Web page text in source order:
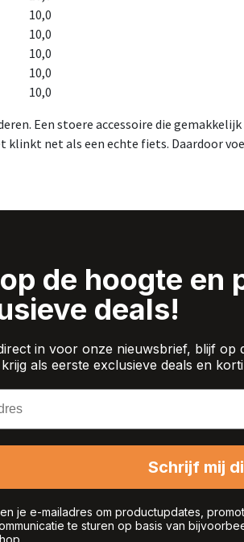
10,0
10,0
10,0
10,0
10,0
Een stoere accessoire die
klinkt net als een echte fiets. Daardoor
de hoogte en
deals!
in voor onze nieuwsbrief, blijf op
als eerste exclusieve deals en
Schrijf mij
je e-mailadres om productupdates,
te sturen op basis van